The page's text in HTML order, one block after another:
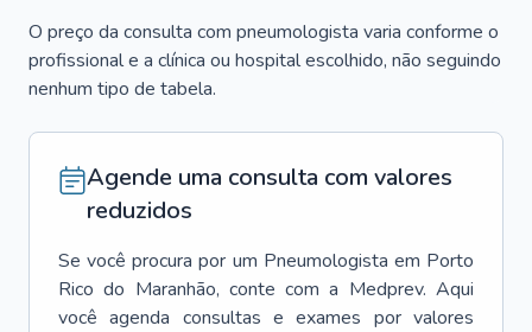
O preço da consulta com pneumologista varia conforme o
profissional e a clínica ou hospital escolhido, não seguindo
nenhum tipo de tabela.
Agende uma consulta com valores
reduzidos
Se você procura por um Pneumologista em Porto
Rico do Maranhão, conte com a Medprev. Aqui
você agenda consultas e exames por valores